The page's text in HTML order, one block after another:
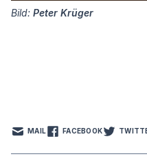
Bild: Peter Krüger
MAIL FACEBOOK